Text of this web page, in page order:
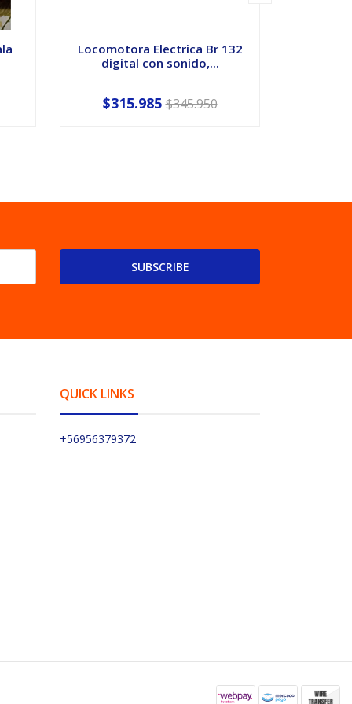
Locomotora Electrica Br 132
digital con sonido,...
$315.985 $345.950
SUBSCRIBE
QUICK LINKS
+56956379372